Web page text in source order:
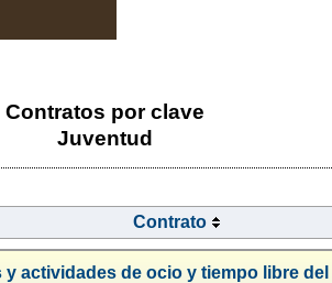
Contratos por clave
Juventud
Contrato
actividades de ocio y tiempo libre